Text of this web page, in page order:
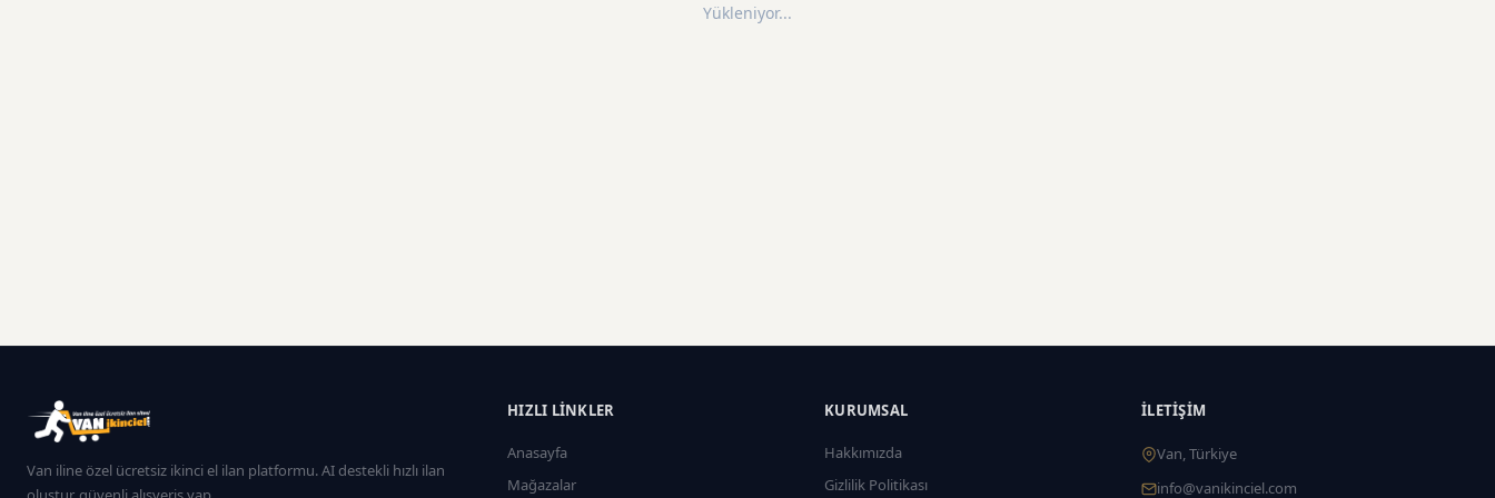
Yükleniyor...
Van iline özel ücretsiz ikinci el ilan platformu. AI destekli hızlı ilan
HIZLI LINKLER
Anasayfa
Mağazalar
KURUMSAL
Hakkımızda
Gizlilik Politikası
İLETIŞIM
Van, Türkiye
info@vanikinciel.com